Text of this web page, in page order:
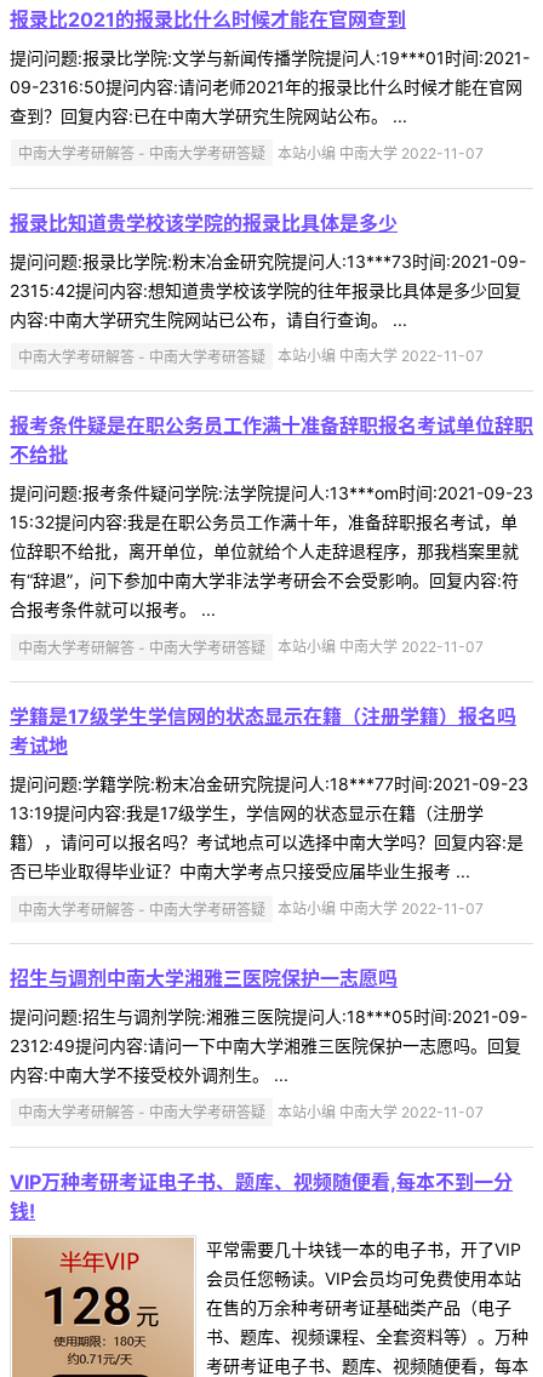
报录比2021的报录比什么时候才能在官网查到
提问问题:报录比学院:文学与新闻传播学院提问人:19***01时间:2021-
09-2316:50提问内容:请问老师2021年的报录比什么时候才能在官网
查到？回复内容:已在中南大学研究生院网站公布。 ...
中南大学考研解答 - 中南大学考研答疑 本站小编 中南大学 2022-11-07
报录比知道贵学校该学院的报录比具体是多少
提问问题:报录比学院:粉末冶金研究院提问人:13***73时间:2021-09-
2315:42提问内容:想知道贵学校该学院的往年报录比具体是多少回复
内容:中南大学研究生院网站已公布，请自行查询。 ...
中南大学考研解答 - 中南大学考研答疑 本站小编 中南大学 2022-11-07
报考条件疑是在职公务员工作满十准备辞职报名考试单位辞职
不给批
提问问题:报考条件疑问学院:法学院提问人:13***om时间:2021-09-23
15:32提问内容:我是在职公务员工作满十年，准备辞职报名考试，单
位辞职不给批，离开单位，单位就给个人走辞退程序，那我档案里就
有“辞退”，问下参加中南大学非法学考研会不会受影响。回复内容:符
合报考条件就可以报考。 ...
中南大学考研解答 - 中南大学考研答疑 本站小编 中南大学 2022-11-07
学籍是17级学生学信网的状态显示在籍（注册学籍）报名吗
考试地
提问问题:学籍学院:粉末冶金研究院提问人:18***77时间:2021-09-23
13:19提问内容:我是17级学生，学信网的状态显示在籍（注册学
籍），请问可以报名吗？考试地点可以选择中南大学吗？回复内容:是
否已毕业取得毕业证？中南大学考点只接受应届毕业生报考 ...
中南大学考研解答 - 中南大学考研答疑 本站小编 中南大学 2022-11-07
招生与调剂中南大学湘雅三医院保护一志愿吗
提问问题:招生与调剂学院:湘雅三医院提问人:18***05时间:2021-09-
2312:49提问内容:请问一下中南大学湘雅三医院保护一志愿吗。回复
内容:中南大学不接受校外调剂生。 ...
中南大学考研解答 - 中南大学考研答疑 本站小编 中南大学 2022-11-07
VIP万种考研考证电子书、题库、视频随便看,每本不到一分
钱!
平常需要几十块钱一本的电子书，开了VIP
会员任您畅读。VIP会员均可免费使用本站
在售的万余种考研考证基础类产品（电子
书、题库、视频课程、全套资料等）。万种
考研考证电子书、题库、视频随便看，每本